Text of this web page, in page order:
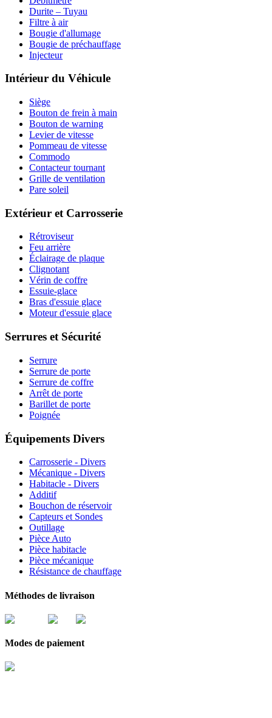
Durite – Tuyau
Filtre à air
Bougie d'allumage
Bougie de préchauffage
Injecteur
Intérieur du Véhicule
Siège
Bouton de frein à main
Bouton de warning
Levier de vitesse
Pommeau de vitesse
Commodo
Contacteur tournant
Grille de ventilation
Pare soleil
Extérieur et Carrosserie
Rétroviseur
Feu arrière
Éclairage de plaque
Clignotant
Vérin de coffre
Essuie-glace
Bras d'essuie glace
Moteur d'essuie glace
Serrures et Sécurité
Serrure
Serrure de porte
Serrure de coffre
Arrêt de porte
Barillet de porte
Poignée
Équipements Divers
Carrosserie - Divers
Mécanique - Divers
Habitacle - Divers
Additif
Bouchon de réservoir
Capteurs et Sondes
Outillage
Pièce Auto
Pièce habitacle
Pièce mécanique
Résistance de chauffage
Méthodes de livraison
Modes de paiement